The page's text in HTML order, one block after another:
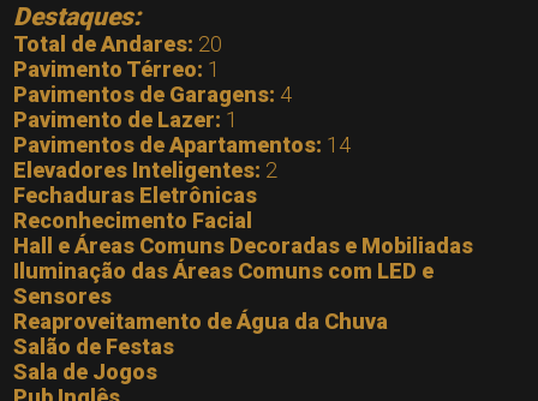
Destaques:
Total de Andares: 20
Pavimento Térreo: 1
Pavimentos de Garagens: 4
Pavimento de Lazer: 1
Pavimentos de Apartamentos: 14
Elevadores Inteligentes: 2
Fechaduras Eletrônicas
Reconhecimento Facial
Hall e Áreas Comuns Decoradas e Mobiliadas
Iluminação das Áreas Comuns com LED e
Sensores
Reaproveitamento de Água da Chuva
Salão de Festas
Sala de Jogos